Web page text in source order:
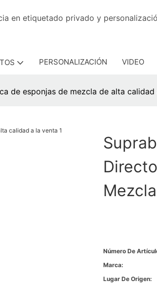
en etiquetado privado y
PERSONALIZACIÓN VIDEO
de esponjas de mezcla de alta calidad
Número De
Marca:
Lugar De Origen: